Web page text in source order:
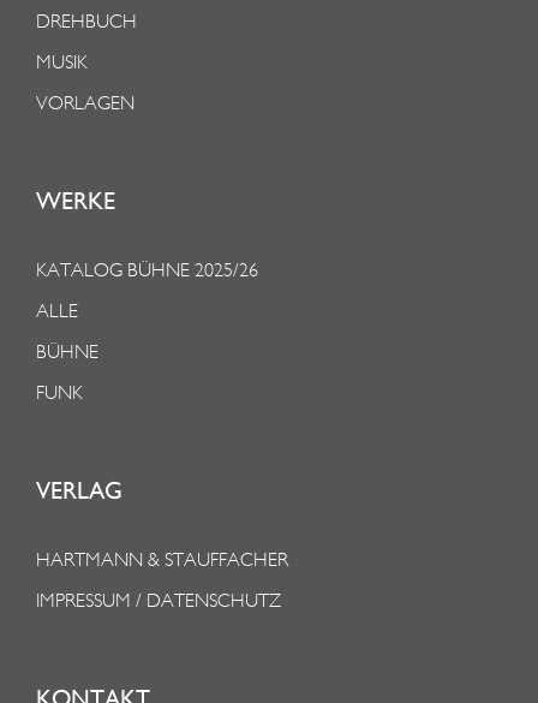
DREHBUCH
MUSIK
VORLAGEN
WERKE
KATALOG BÜHNE 2025/26
ALLE
BÜHNE
FUNK
VERLAG
HARTMANN & STAUFFACHER
IMPRESSUM / DATENSCHUTZ